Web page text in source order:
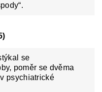
se
poměr se dvěma
psychiatrické